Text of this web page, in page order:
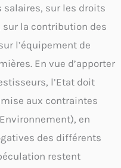
salaires, sur les droits
sur la contribution des
l’équipement de
En vue d’apporter
l’Etat doit
aux contraintes
en
des différents
restent